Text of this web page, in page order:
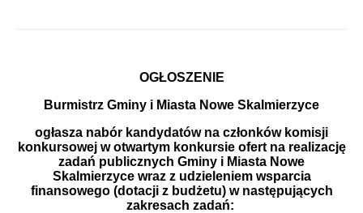
OGŁOSZENIE
Burmistrz Gminy i Miasta Nowe Skalmierzyce
ogłasza nabór kandydatów na członków komisji
konkursowej w otwartym konkursie ofert na realizację
zadań publicznych Gminy i Miasta Nowe
Skalmierzyce wraz z udzieleniem wsparcia
finansowego (dotacji z budżetu) w następujących
zakresach zadań: